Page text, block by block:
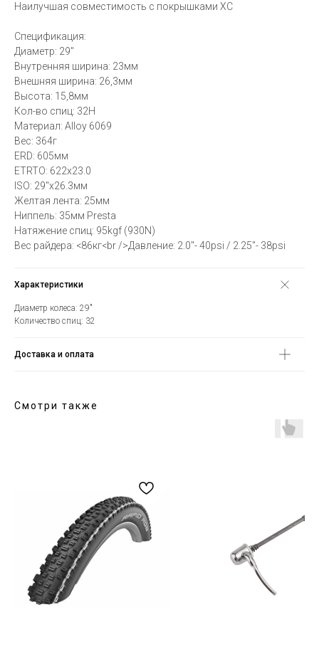
Наилучшая совместимость с покрышками XC
Спецификация:
Диаметр: 29"
Внутренняя ширина: 23мм
Внешняя ширина: 26,3мм
Высота: 15,8мм
Кол-во спиц: 32H
Материал: Alloy 6069
Вес: 364г
ERD: 605мм
ETRTO: 622x23.0
ISO: 29"x26.3мм
Желтая лента: 25мм
Ниппель: 35мм Presta
Натяжение спиц: 95kgf (930N)
Вес райдера: <86кг<br />Давление: 2.0"- 40psi / 2.25"- 38psi
Характеристики
Диаметр колеса: 29"
Количество спиц: 32
Доставка и оплата
Смотри также